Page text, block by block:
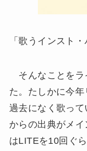
「歌うインスト
そんなことをラ
た。たしかに今
過去になく歌っ
からの出典がメ
はLITEを10回ぐ